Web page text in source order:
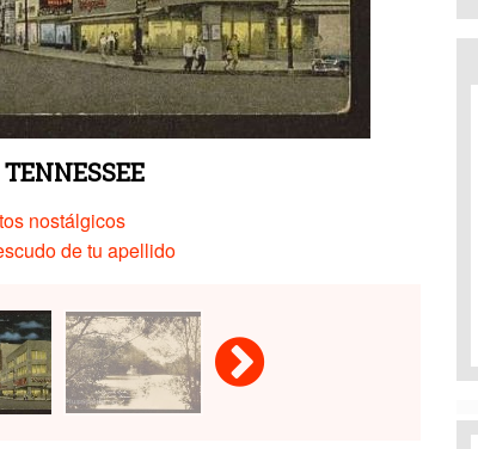
nostálgicos
de tu apellido